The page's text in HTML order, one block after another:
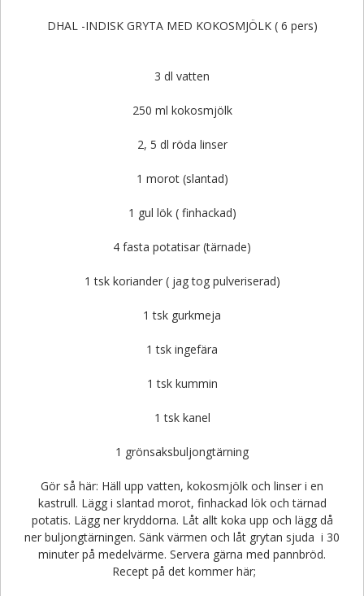
DHAL -INDISK GRYTA MED KOKOSMJÖLK ( 6 pers)
3 dl vatten
250 ml kokosmjölk
2, 5 dl röda linser
1 morot (slantad)
1 gul lök ( finhackad)
4 fasta potatisar (tärnade)
1 tsk koriander ( jag tog pulveriserad)
1 tsk gurkmeja
1 tsk ingefära
1 tsk kummin
1 tsk kanel
1 grönsaksbuljongtärning
Gör så här: Häll upp vatten, kokosmjölk och linser i en
kastrull. Lägg i slantad morot, finhackad lök och tärnad
potatis. Lägg ner kryddorna. Låt allt koka upp och lägg då
ner buljongtärningen. Sänk värmen och låt grytan sjuda i 30
minuter på medelvärme. Servera gärna med pannbröd.
Recept på det kommer här;